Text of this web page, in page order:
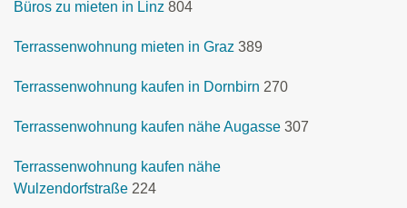
Büros zu mieten in Linz 804
Terrassenwohnung mieten in Graz 389
Terrassenwohnung kaufen in Dornbirn 270
Terrassenwohnung kaufen nähe Augasse 307
Terrassenwohnung kaufen nähe
Wulzendorfstraße 224